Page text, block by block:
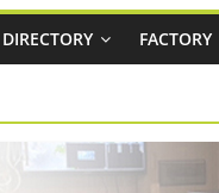
บริการน้ำมัน
สัมมนาลงทุน แ
ThaiFranchise
DIRECTORY FACTORY